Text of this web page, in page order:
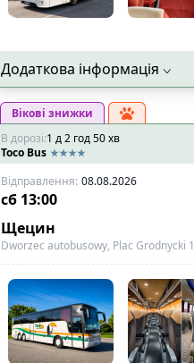
Додаткова інформація
Вікові знижки
В дорозі:1 д2 год50хв
Toco Bus
Відправлення: 08.08.2026
сб 13:00
Щецин
Dworzec autobusowy, Plac Grodnycki 1